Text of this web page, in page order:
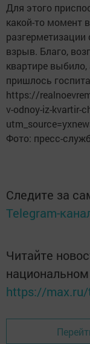
Для этого
какой-то момент
взрыв. Благо,
квартире выбило,
пришлось
https://
v-odnoy-iz-kvartir-
Фото: пресс-
Следите за
Telegram-
Читайте
https://